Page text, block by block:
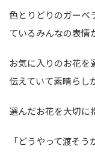
色とりどりのガーベ
ているみんなの表情
お気に入りのお花を
伝えていて素晴らし
選んだお花を大切に
「どうやって渡そ